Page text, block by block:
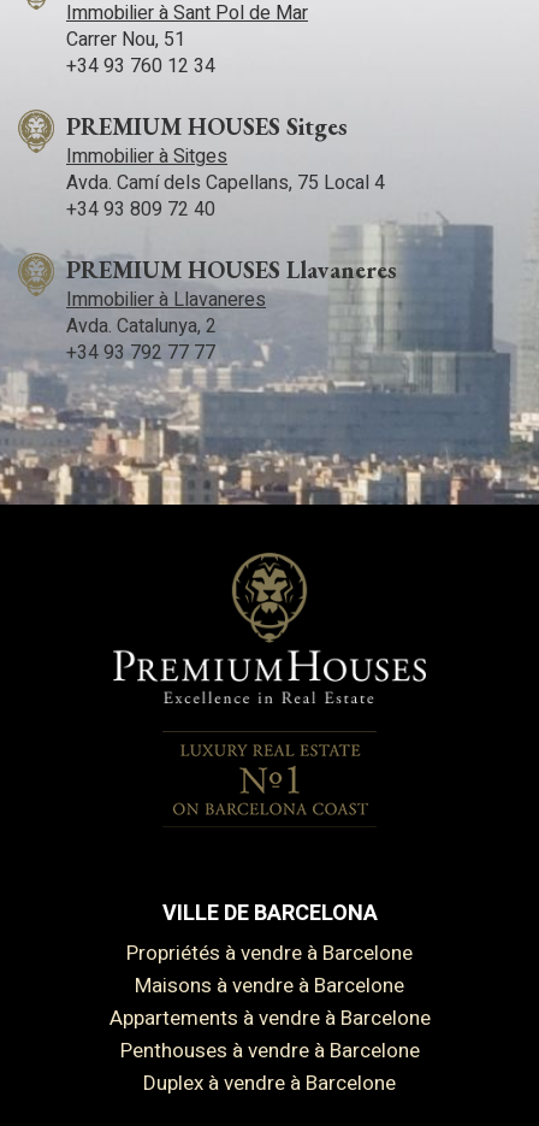
Immobilier à Sant Pol de Mar
Carrer Nou, 51
+34 93 760 12 34
PREMIUM HOUSES Sitges
Immobilier à Sitges
Avda. Camí­ dels Capellans, 75 Local 4
+34 93 809 72 40
PREMIUM HOUSES Llavaneres
Immobilier à Llavaneres
Avda. Catalunya, 2
+34 93 792 77 77
VILLE DE BARCELONA
Propriétés à vendre à Barcelone
Maisons à vendre à Barcelone
Appartements à vendre à Barcelone
Penthouses à vendre à Barcelone
Duplex à vendre à Barcelone